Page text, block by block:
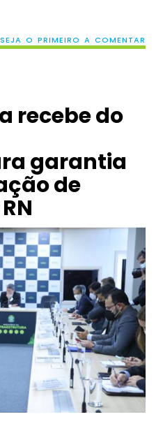
SEJA O PRIMEIRO A COMENTAR
recebe do
garantia
de